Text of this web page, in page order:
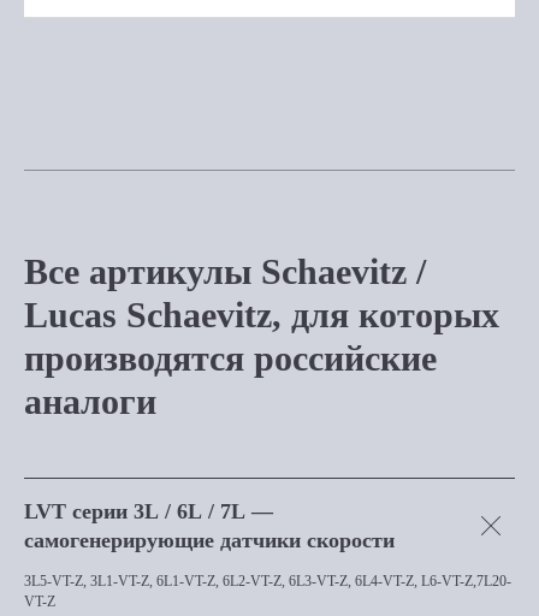
Все артикулы Schaevitz /
Lucas Schaevitz, для которых
производятся российские
аналоги
LVT серии 3L / 6L / 7L —
самогенерирующие датчики скорости
3L5-VT-Z, 3L1-VT-Z, 6L1-VT-Z, 6L2-VT-Z, 6L3-VT-Z, 6L4-VT-Z, L6-VT-Z,7L20-
VT-Z